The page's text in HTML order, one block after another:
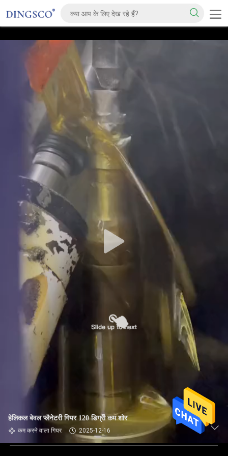
हेलिकल बेवल प्लैनेटरी गियर 120 डिग्री कम शोर
कम करने वाला गियर 2025-12-16